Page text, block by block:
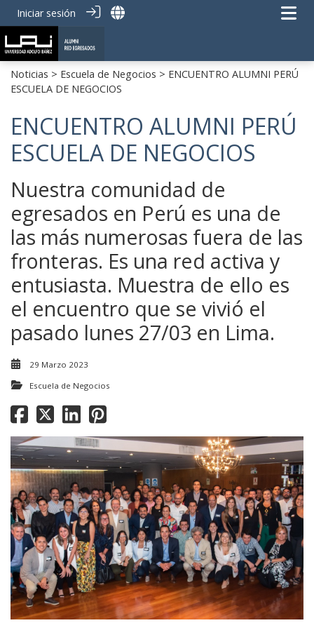
Iniciar sesión
Noticias > Escuela de Negocios > ENCUENTRO ALUMNI PERÚ
ESCUELA DE NEGOCIOS
ENCUENTRO ALUMNI PERÚ
ESCUELA DE NEGOCIOS
Nuestra comunidad de
egresados en Perú es una de
las más numerosas fuera de las
fronteras. Es una red activa y
entusiasta. Muestra de ello es
el encuentro que se vivió el
pasado lunes 27/03 en Lima.
29 Marzo 2023
Escuela de Negocios